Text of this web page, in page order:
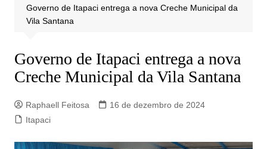
Governo de Itapaci entrega a nova Creche Municipal da
Vila Santana
Governo de Itapaci entrega a nova
Creche Municipal da Vila Santana
Raphaell Feitosa
16 de dezembro de 2024
Itapaci